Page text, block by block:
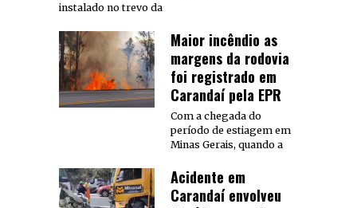
instalado no trevo da
Maior incêndio as
margens da rodovia
foi registrado em
Carandaí pela EPR
Com a chegada do
período de estiagem em
Minas Gerais, quando a
Acidente em
Carandaí envolveu